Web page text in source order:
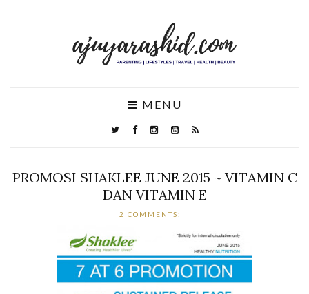
MENU
PROMOSI SHAKLEE JUNE 2015 ~ VITAMIN C
DAN VITAMIN E
2 COMMENTS: